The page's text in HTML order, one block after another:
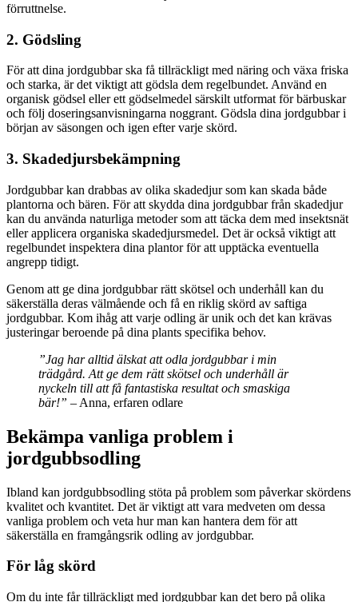
förruttnelse.
2. Gödsling
För att dina jordgubbar ska få tillräckligt med näring och växa friska
och starka, är det viktigt att gödsla dem regelbundet. Använd en
organisk gödsel eller ett gödselmedel särskilt utformat för bärbuskar
och följ doseringsanvisningarna noggrant. Gödsla dina jordgubbar i
början av säsongen och igen efter varje skörd.
3. Skadedjursbekämpning
Jordgubbar kan drabbas av olika skadedjur som kan skada både
plantorna och bären. För att skydda dina jordgubbar från skadedjur
kan du använda naturliga metoder som att täcka dem med insektsnät
eller applicera organiska skadedjursmedel. Det är också viktigt att
regelbundet inspektera dina plantor för att upptäcka eventuella
angrepp tidigt.
Genom att ge dina jordgubbar rätt skötsel och underhåll kan du
säkerställa deras välmående och få en riklig skörd av saftiga
jordgubbar. Kom ihåg att varje odling är unik och det kan krävas
justeringar beroende på dina plants specifika behov.
”Jag har alltid älskat att odla jordgubbar i min
trädgård. Att ge dem rätt skötsel och underhåll är
nyckeln till att få fantastiska resultat och smaskiga
bär!” – Anna, erfaren odlare
Bekämpa vanliga problem i
jordgubbsodling
Ibland kan jordgubbsodling stöta på problem som påverkar skördens
kvalitet och kvantitet. Det är viktigt att vara medveten om dessa
vanliga problem och veta hur man kan hantera dem för att
säkerställa en framgångsrik odling av jordgubbar.
För låg skörd
Om du inte får tillräckligt med jordgubbar kan det bero på olika